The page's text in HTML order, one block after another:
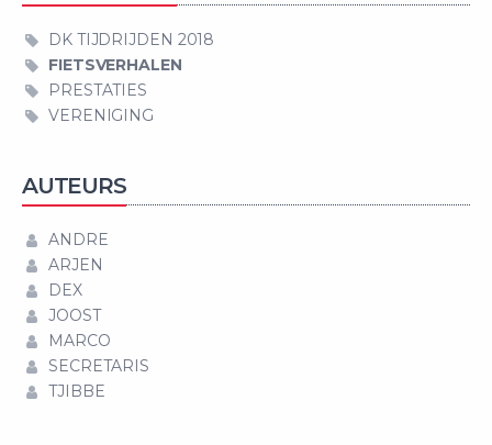
DK TIJDRIJDEN 2018
FIETSVERHALEN
PRESTATIES
VERENIGING
AUTEURS
ANDRE
ARJEN
DEX
JOOST
MARCO
SECRETARIS
TJIBBE